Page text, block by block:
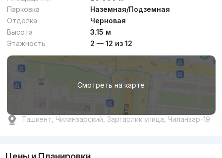
Парковка
Наземная/Подземная
Отделка
Черновая
Высота
3.15 м
Этажность
2 — 12 из 12
Смотреть на карте
Ташкент, Чиланзарский, Заргарлик улица, Чиланзар-19